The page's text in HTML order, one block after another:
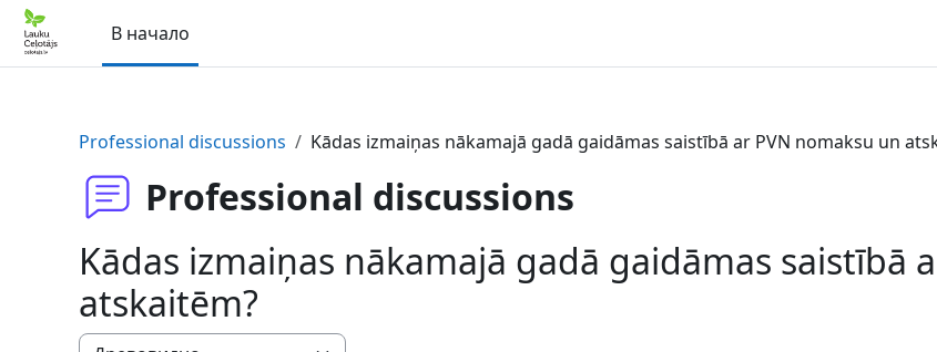
Перейти к основному содержанию
В начало
Professional discussions
Kādas izmaiņas nākamajā gadā gaidāmas saistībā ar PVN nomaksu un
Professional discussions
Kādas izmaiņas nākamajā gadā gaidāmas saistībā
atskaitēm?